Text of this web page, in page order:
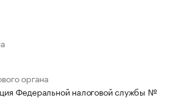
органа
Федеральной налоговой службы №